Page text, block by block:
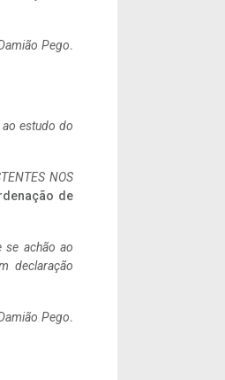
Pego.
estudo do
NOS
de
se achão ao
declaração
Pego.